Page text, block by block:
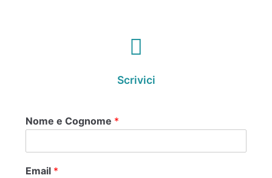
Scrivici
Nome e Cognome *
Email *